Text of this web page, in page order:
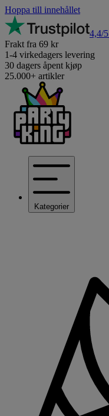
Hoppa till innehållet
4,4/5
Frakt fra 69 kr
1-4 virkedagers levering
30 dagers åpent kjøp
25.000+ artikler
Kategorier